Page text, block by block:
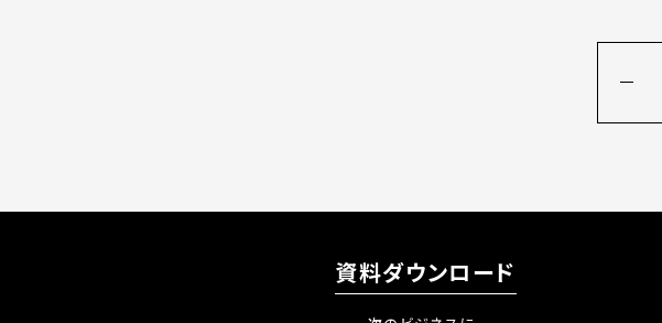
資料ダウンロード